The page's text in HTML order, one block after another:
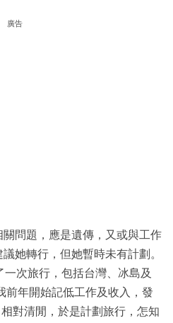
廣告
問題，應是遺傳，又或與工作
她轉行，但她暫時未有計劃。
次旅行，包括台灣、冰島及
前年開始記低工作及收入，發
對清閒，於是計劃旅行，怎知